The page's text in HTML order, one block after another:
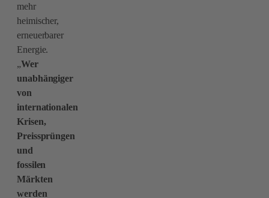
mehr
heimischer,
erneuerbarer
Energie.
„Wer
unabhängiger
von
internationalen
Krisen,
Preissprüngen
und
fossilen
Märkten
werden